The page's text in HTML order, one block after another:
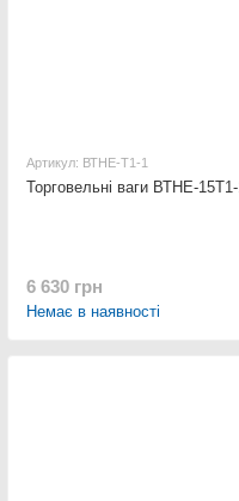
Артикул: ВТНЕ-Т1-1
Торговельні ваги ВТНЕ-15Т1-
6 630 грн
Немає в наявності